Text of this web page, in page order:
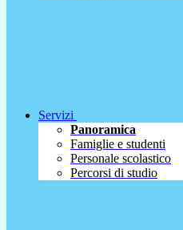
Servizi
Panoramica
Famiglie e studenti
Personale scolastico
Percorsi di studio